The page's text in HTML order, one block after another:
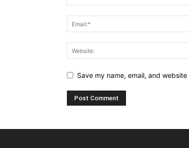
Save my name, email, and